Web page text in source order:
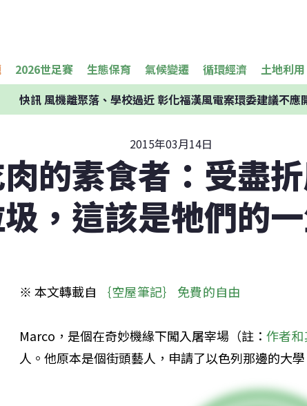
2026世足賽 生態保育 氣候變遷 循環經濟 土地利用
快訊風機離聚落、學校過近 彰化福漢風電案環委建議不應
2015年03月14日
的素食者：受盡
，這該是牠們的
※ 本文轉載自 ｛空屋筆記｝ 免費的自由
Marco，是個在奇妙機緣下闖入屠宰場（註： 作者
人。他原本是個街頭藝人，申請了以色列那邊的大